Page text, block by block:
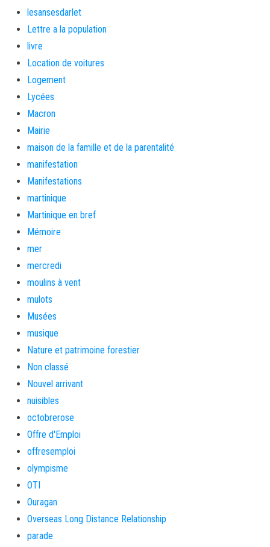
lesansesdarlet
Lettre a la population
livre
Location de voitures
Logement
Lycées
Macron
Mairie
maison de la famille et de la parentalité
manifestation
Manifestations
martinique
Martinique en bref
Mémoire
mer
mercredi
moulins à vent
mulots
Musées
musique
Nature et patrimoine forestier
Non classé
Nouvel arrivant
nuisibles
octobrerose
Offre d'Emploi
offresemploi
olympisme
OTI
Ouragan
Overseas Long Distance Relationship
parade